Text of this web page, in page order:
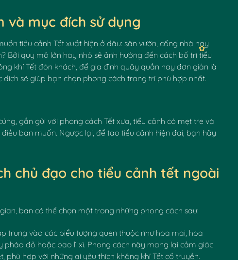
và mục đích sử dụng
tiểu cảnh Tết xuất hiện ở đâu: sân vườn, cổng nhà hay
Bởi quy mô lớn hay nhỏ sẽ ảnh hưởng đến cách bố trí tiểu
khí Tết đón khách, để gia đình quây quần hay đơn giản là
đích sẽ giúp bạn chọn phong cách trang trí phù hợp nhất.
gần gũi với phong cách Tết xưa, tiểu cảnh có mẹt tre và
bạn muốn. Ngược lại, để tạo tiểu cảnh hiện đại, bạn hãy
chủ đạo cho tiểu cảnh tết ngoài
bạn có thể chọn một trong những phong cách sau:
trung vào các biểu tượng quen thuộc như hoa mai, hoa
pháo đỏ hoặc bao lì xì. Phong cách này mang lại cảm giác
phù hợp với những ai yêu thích không khí Tết cổ truyền.